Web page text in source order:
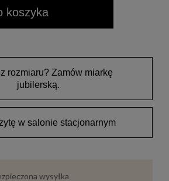
koszyka
rozmiaru? Zamów miarkę
jubilerską.
w salonie stacjonarnym
wysyłka